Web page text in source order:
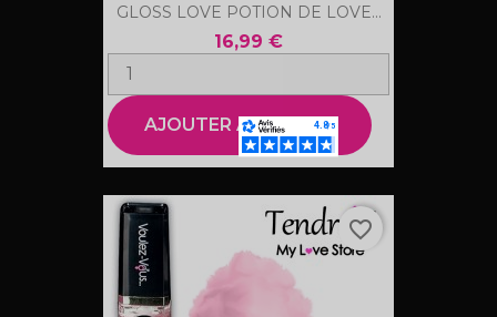
GLOSS LOVE POTION DE LOVE...
16,99 €
AJOUTER AU PANIER
favorite_border